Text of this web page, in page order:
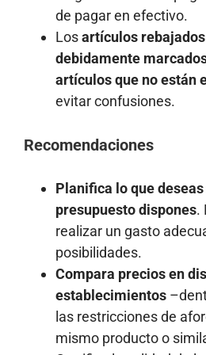
de pagar en efectivo.
Losartículos rebajados
debidamente
artículos que no están
evitar confusiones.
Recomendaciones
Planifica lo que
presupuesto dispones.
realizar un gasto
posibilidades.
Compara precios en
establecimientos
las restricciones de
mismo producto o